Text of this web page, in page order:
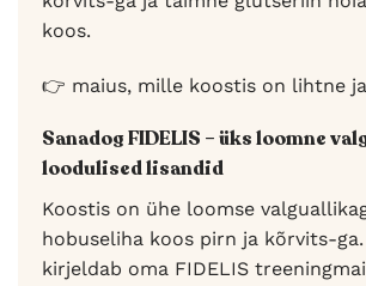
koos.
👉 maius, mille koostis on lihtne
Sanadog FIDELIS – üks loomne
loodulised lisandid
Koostis on ühe loomse
hobuseliha koos pirn ja kõrvits-ga.
kirjeldab oma FIDELIS